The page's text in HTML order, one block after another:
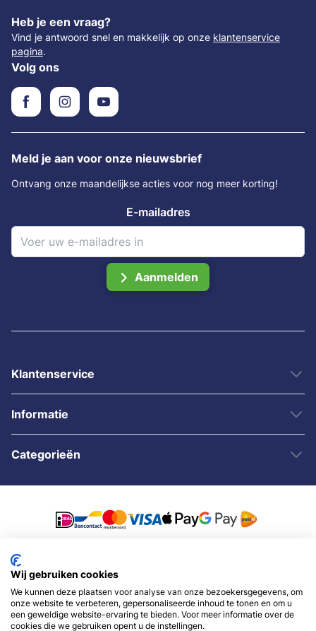
Heb je een vraag?
Vind je antwoord snel en makkelijk op onze klantenservice
pagina.
Volg ons
Meld je aan voor onze nieuwsbrief
Ontvang onze maandelijkse acties voor nog meer korting!
E-mailadres
Aanmelden
Klantenservice
Informatie
Categorieën
© 2007 - 2026 - Sybshop.nl
Wij gebruiken cookies
We kunnen deze plaatsen voor analyse van onze bezoekersgegevens, om
onze website te verbeteren, gepersonaliseerde inhoud te tonen en om u
een geweldige website-ervaring te bieden. Voor meer informatie over de
cookies die we gebruiken opent u de instellingen.